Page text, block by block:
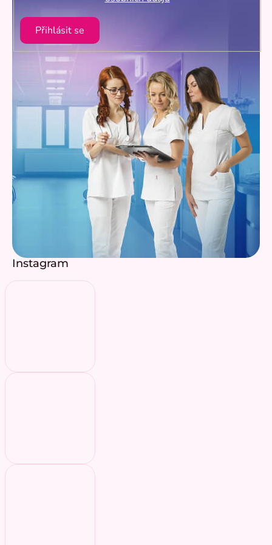
Přihlásit se
Instagram